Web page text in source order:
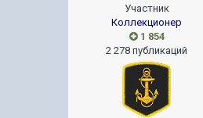
Участник
Коллекционер
1 854
2 278 публикаций